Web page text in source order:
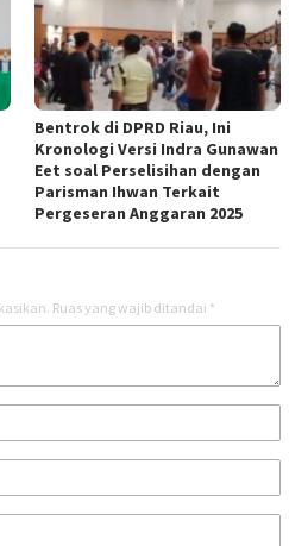
Bentrok di DPRD Riau, Ini
Kronologi Versi Indra Gunawan
Eet soal Perselisihan dengan
Parisman Ihwan Terkait
Pergeseran Anggaran 2025
Ruas yang wajib ditandai *